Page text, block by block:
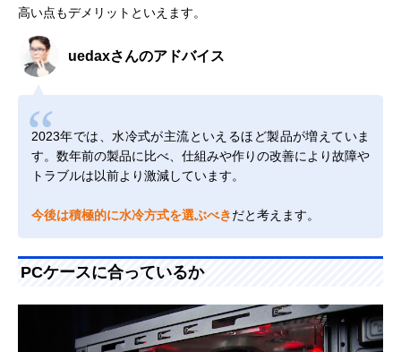
高い点もデメリットといえます。
uedaxさんのアドバイス
2023年では、水冷式が主流といえるほど製品が増えていま
す。数年前の製品に比べ、仕組みや作りの改善により故障や
トラブルは以前より激減しています。
今後は積極的に水冷方式を選ぶべきだと考えます。
PCケースに合っているか